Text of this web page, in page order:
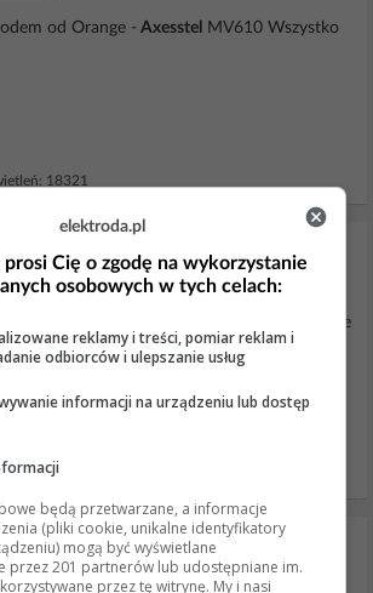
od Orange - Axesstel
MV610 Wszystko
18321
zużycie danych w sieci
router?
jak to zrobić ? Aktualnie mam router Orange
945
3 LAN – nie mogę
przez GameRanger,
elektroda.pl
Cię o zgodę na wykorzystanie
osobowych w tych celach:
reklamy i treści, pomiar reklam i
odbiorców i ulepszanie usług
informacji na urządzeniu lub dostęp
będą przetwarzane, a informacje
(pliki cookie, unikalne identyfikatory
mogą być wyświetlane
przez 201 partnerów lub udostępniane im.
przez tę witrynę. My i nasi